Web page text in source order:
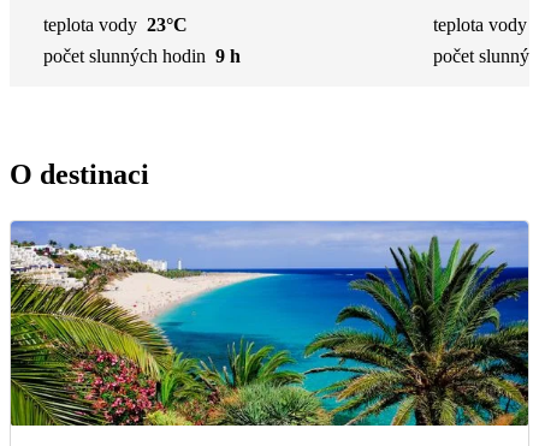
teplota vody 23°C
počet slunných hodin 9 h
teplota vody
počet
O destinaci